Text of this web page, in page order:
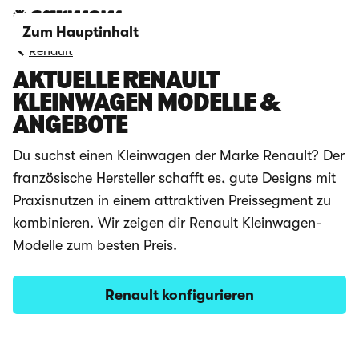
Zum Hauptinhalt
Renault
AKTUELLE RENAULT
KLEINWAGEN MODELLE &
ANGEBOTE
Du suchst einen Kleinwagen der Marke Renault? Der
französische Hersteller schafft es, gute Designs mit
Praxisnutzen in einem attraktiven Preissegment zu
kombinieren. Wir zeigen dir Renault Kleinwagen-
Modelle zum besten Preis.
Renault konfigurieren